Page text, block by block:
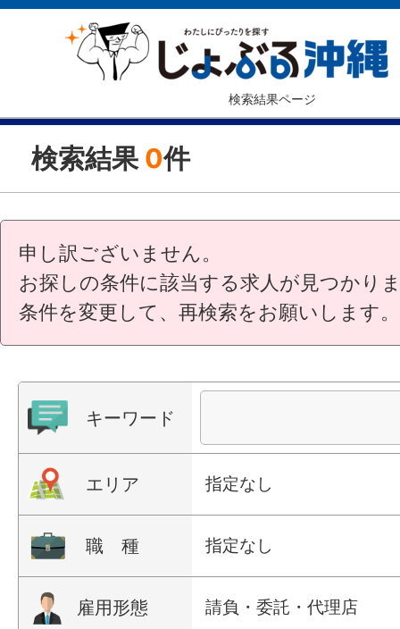
検索結果ページ
検索結果 0件
申し訳ございません。
お探しの条件に該当する求人が見つかり
条件を変更して、再検索をお願いします。
キーワード
エリア 指定なし
職 種 指定なし
雇用形態 請負・委託・代理店